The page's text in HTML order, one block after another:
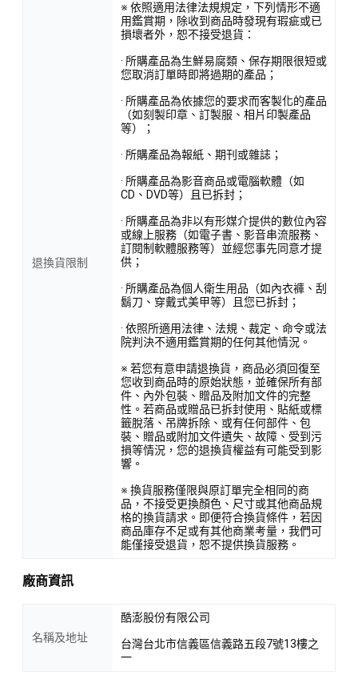
退換貨限制
※ 依照適用法律法規規定，下列情形不適
用鑑賞期，除收到商品時發現有瑕疵或已
損壞者外，恕不接受退貨：
· 所購產品為生鮮易腐類、保存期限很短或
您取消訂單時即將過期的產品；
· 所購產品為依據您的要求而客製化的產品
（如刻製印章、訂製服、相片印製產品
等）；
· 所購產品為報紙、期刊或雜誌；
· 所購產品為影音商品或電腦軟體（如
CD、DVD等）且已拆封；
· 所購產品為非以有形媒介提供的數位內容
或線上服務（如電子書、影音串流服務、
訂閱制軟體服務等）並經您事先同意才提
供；
· 所購產品為個人衛生用品（如內衣褲、刮
鬍刀、穿戴式美甲等）且您已拆封；
· 依照所適用法律、法規、裁定、命令或法
院判決不適用鑑賞期的任何其他情況。
※ 若您有意申請退換貨，商品必須回復至
您收到商品時的原始狀態，並確保所有部
件、內外包裝、贈品及附加文件的完整
性。若商品或贈品已拆封使用、貼紙或標
籤脫落、吊牌拆除、或有任何部件、包
裝、贈品或附加文件遺失、故障、受到污
損等情況，您的退換貨權益有可能受到影
響。
※ 換貨服務僅限與原訂單完全相同的商
品，不接受更換顏色、尺寸或其他商品規
格的換貨請求。即便符合換貨條件，若因
商品庫存不足或有其他商業考量，我們可
能僅接受退貨，恕不提供換貨服務。
廠商資訊
名稱及地址
酷澎股份有限公司
台灣台北市信義區信義路五段7號13樓之
一